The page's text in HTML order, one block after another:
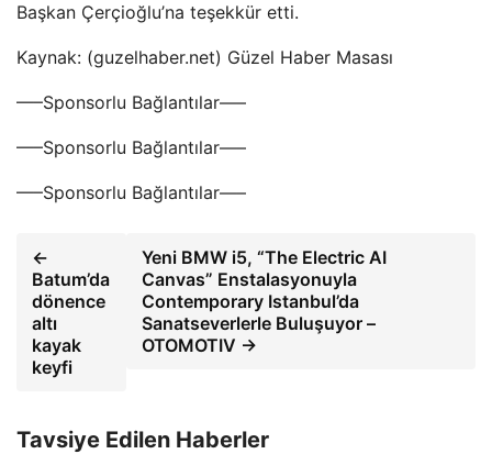
Başkan Çerçioğlu’na teşekkür etti.
Kaynak: (guzelhaber.net) Güzel Haber Masası
—–Sponsorlu Bağlantılar—–
—–Sponsorlu Bağlantılar—–
—–Sponsorlu Bağlantılar—–
←
Batum’da
dönence
altı
kayak
keyfi
Yeni BMW i5, “The Electric AI
Canvas” Enstalasyonuyla
Contemporary Istanbul’da
Sanatseverlerle Buluşuyor –
OTOMOTIV →
Tavsiye Edilen Haberler